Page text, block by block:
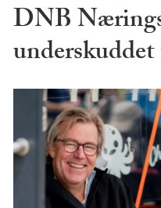
DNB